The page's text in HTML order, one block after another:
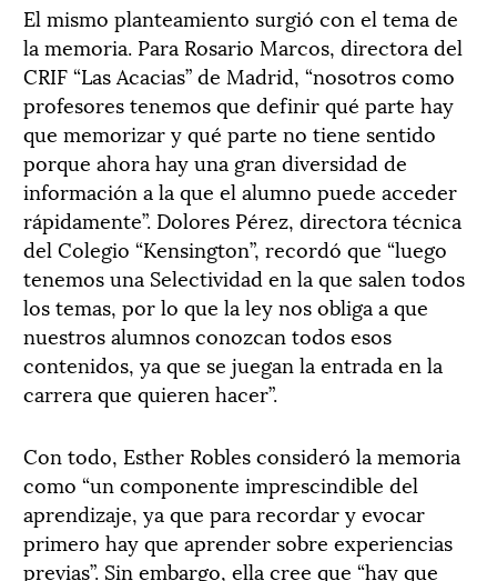
El mismo planteamiento surgió con el tema de
la memoria. Para Rosario Marcos, directora del
CRIF “Las Acacias” de Madrid, “nosotros como
profesores tenemos que definir qué parte hay
que memorizar y qué parte no tiene sentido
porque ahora hay una gran diversidad de
información a la que el alumno puede acceder
rápidamente”. Dolores Pérez, directora técnica
del Colegio “Kensington”, recordó que “luego
tenemos una Selectividad en la que salen todos
los temas, por lo que la ley nos obliga a que
nuestros alumnos conozcan todos esos
contenidos, ya que se juegan la entrada en la
carrera que quieren hacer”.
Con todo, Esther Robles consideró la memoria
como “un componente imprescindible del
aprendizaje, ya que para recordar y evocar
primero hay que aprender sobre experiencias
previas”. Sin embargo, ella cree que “hay que